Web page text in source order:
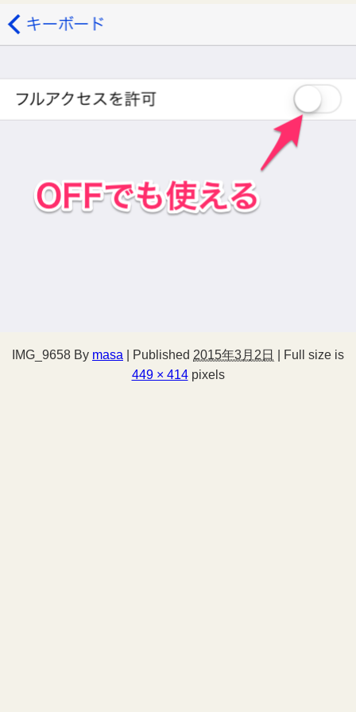
IMG_9658 By masa Published 2015年3月2日
Full size is
449 × 414pixels